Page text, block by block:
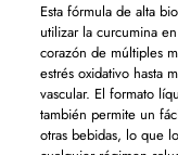
Esta fórmula de alta
utilizar la curcumina
corazón de múltiples
estrés oxidativo hasta
vascular. El formato
también permite un
otras bebidas, lo que